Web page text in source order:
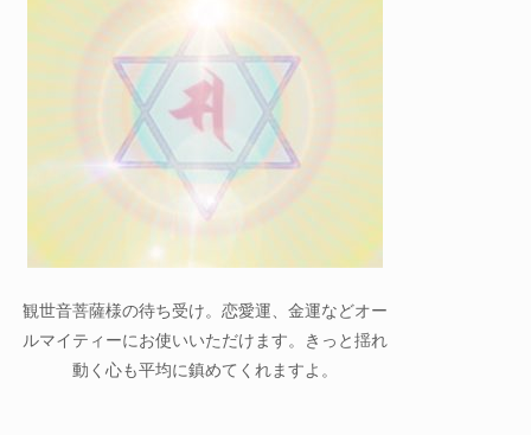
観世音菩薩様の待ち受け。恋愛運、金運などオー
ルマイティーにお使いいただけます。きっと揺れ
動く心も平均に鎮めてくれますよ。